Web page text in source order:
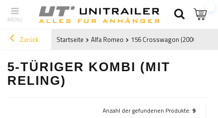
Zurück Startseite Alfa Romeo 156 Crosswagon (2000-2007)
5-TÜRIGER KOMBI (MIT
RELING)
Anzahl der gefundenen Produkte: 9